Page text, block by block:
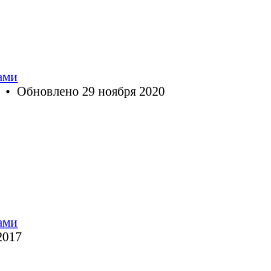
• Обновлено 29 ноября 2020